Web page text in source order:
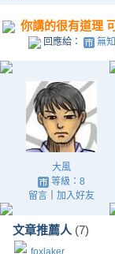
你講的很有道理
回應給： 無
大風
等級：8
留言｜ 加入好友
文章推薦人 (7)
foxlaker